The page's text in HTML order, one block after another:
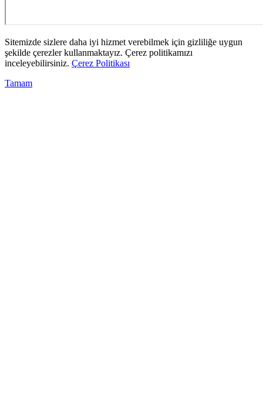
Sitemizde sizlere daha iyi hizmet verebilmek için gizliliğe uygun
şekilde çerezler kullanmaktayız. Çerez politikamızı
inceleyebilirsiniz. Çerez Politikası
Tamam